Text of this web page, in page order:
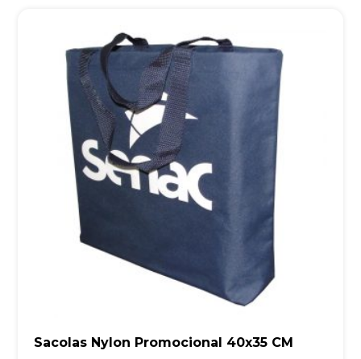
Sacolas Nylon Promocional 40x35 CM